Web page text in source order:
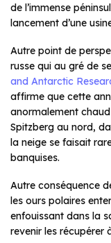
de l’immense
lancement d’une
Autre point de
russe qui au gré de
and Antarctic
affirme que cette
anormalement chaud
Spitzberg au nord,
la neige se faisait
banquises.
Autre conséquence
les ours polaires
enfouissant dans la
revenir les récupérer